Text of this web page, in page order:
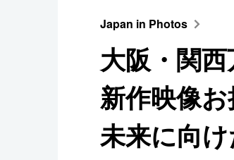
Japan in Photos
大阪・関
新作映像お
未来に向